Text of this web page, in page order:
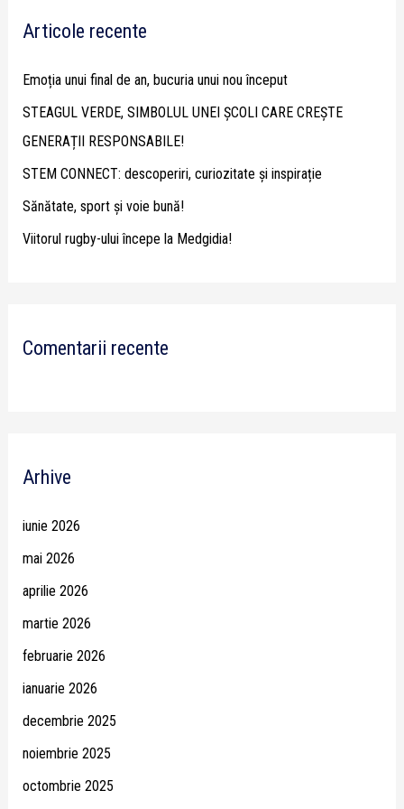
c
o
r
:
Articole recente
Emoția unui final de an, bucuria unui nou început
STEAGUL VERDE, SIMBOLUL UNEI ȘCOLI CARE CREȘTE
GENERAȚII RESPONSABILE!
STEM CONNECT: descoperiri, curiozitate și inspirație
Sănătate, sport și voie bună!
Viitorul rugby-ului începe la Medgidia!
Comentarii recente
Arhive
iunie 2026
mai 2026
aprilie 2026
martie 2026
februarie 2026
ianuarie 2026
decembrie 2025
noiembrie 2025
octombrie 2025